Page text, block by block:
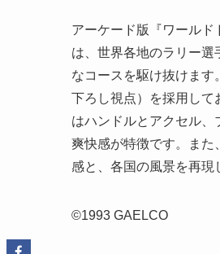
アーケード版『ワール
は、世界各地のラリー
なコースを駆け抜けま
下ろし視点）を採用して
はハンドルとアクセル
爽快感が特徴です。また
感と、各国の風景を再現
©1993 GAELCO